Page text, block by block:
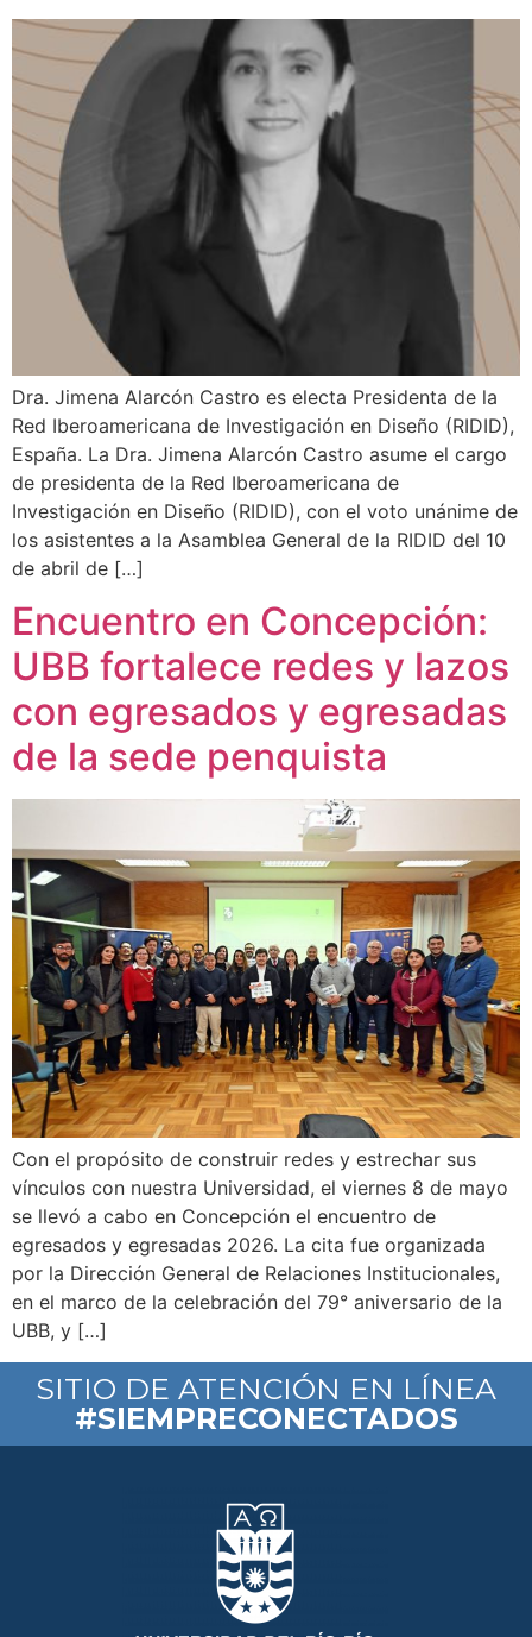
Dra. Jimena Alarcón Castro es electa Presidenta de la
Red Iberoamericana de Investigación en Diseño (RIDID),
España. La Dra. Jimena Alarcón Castro asume el cargo
de presidenta de la Red Iberoamericana de
Investigación en Diseño (RIDID), con el voto unánime de
los asistentes a la Asamblea General de la RIDID del 10
de abril de […]
Encuentro en Concepción:
UBB fortalece redes y lazos
con egresados y egresadas
de la sede penquista
Con el propósito de construir redes y estrechar sus
vínculos con nuestra Universidad, el viernes 8 de mayo
se llevó a cabo en Concepción el encuentro de
egresados y egresadas 2026. La cita fue organizada
por la Dirección General de Relaciones Institucionales,
en el marco de la celebración del 79° aniversario de la
UBB, y […]
SITIO DE ATENCIÓN EN LÍNEA
#SIEMPRECONECTADOS